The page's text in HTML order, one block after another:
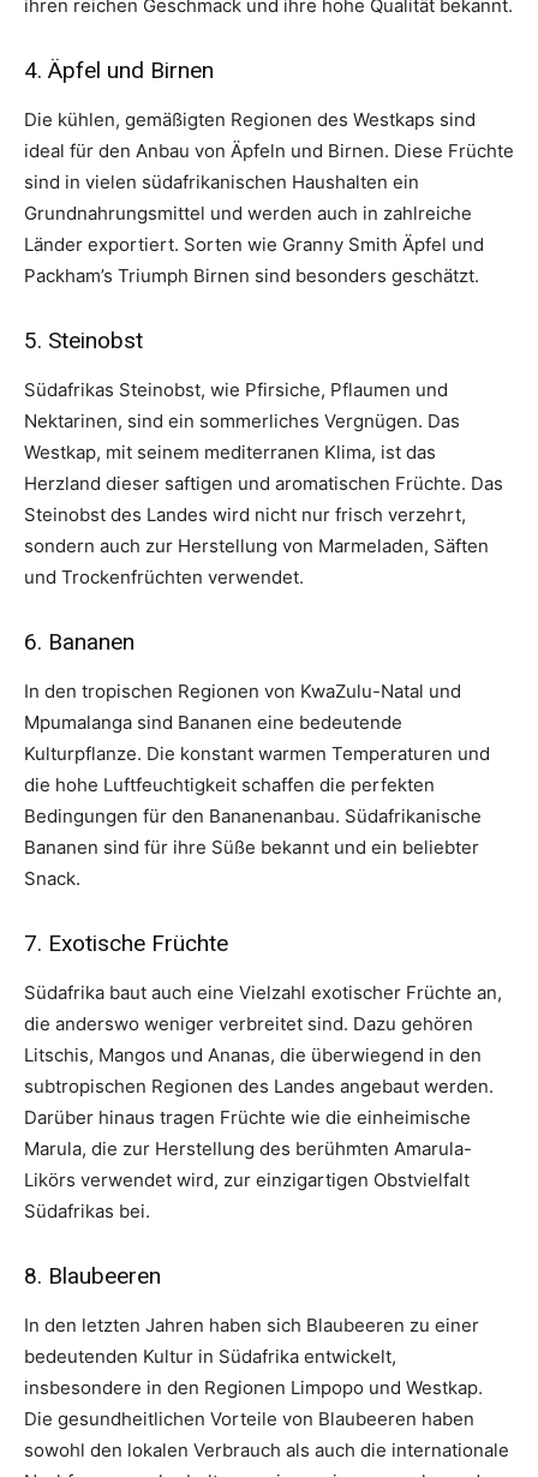
ihren reichen Geschmack und ihre hohe Qualität bekannt.
4. Äpfel und Birnen
Die kühlen, gemäßigten Regionen des Westkaps sind
ideal für den Anbau von Äpfeln und Birnen. Diese Früchte
sind in vielen südafrikanischen Haushalten ein
Grundnahrungsmittel und werden auch in zahlreiche
Länder exportiert. Sorten wie Granny Smith Äpfel und
Packham’s Triumph Birnen sind besonders geschätzt.
5. Steinobst
Südafrikas Steinobst, wie Pfirsiche, Pflaumen und
Nektarinen, sind ein sommerliches Vergnügen. Das
Westkap, mit seinem mediterranen Klima, ist das
Herzland dieser saftigen und aromatischen Früchte. Das
Steinobst des Landes wird nicht nur frisch verzehrt,
sondern auch zur Herstellung von Marmeladen, Säften
und Trockenfrüchten verwendet.
6. Bananen
In den tropischen Regionen von KwaZulu-Natal und
Mpumalanga sind Bananen eine bedeutende
Kulturpflanze. Die konstant warmen Temperaturen und
die hohe Luftfeuchtigkeit schaffen die perfekten
Bedingungen für den Bananenanbau. Südafrikanische
Bananen sind für ihre Süße bekannt und ein beliebter
Snack.
7. Exotische Früchte
Südafrika baut auch eine Vielzahl exotischer Früchte an,
die anderswo weniger verbreitet sind. Dazu gehören
Litschis, Mangos und Ananas, die überwiegend in den
subtropischen Regionen des Landes angebaut werden.
Darüber hinaus tragen Früchte wie die einheimische
Marula, die zur Herstellung des berühmten Amarula-
Likörs verwendet wird, zur einzigartigen Obstvielfalt
Südafrikas bei.
8. Blaubeeren
In den letzten Jahren haben sich Blaubeeren zu einer
bedeutenden Kultur in Südafrika entwickelt,
insbesondere in den Regionen Limpopo und Westkap.
Die gesundheitlichen Vorteile von Blaubeeren haben
sowohl den lokalen Verbrauch als auch die internationale